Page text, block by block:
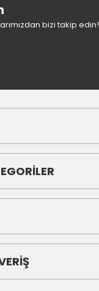
bizi takip edin!